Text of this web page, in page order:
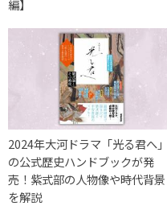
編】
2024年大河ドラマ「光る君へ」
の公式歴史ハンドブックが発
売！紫式部の人物像や時代背景
を解説